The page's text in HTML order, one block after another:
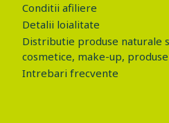
Conditii afiliere
Detalii loialitate
Distributie produse naturale
cosmetice, make-up,
Intrebari frecvente